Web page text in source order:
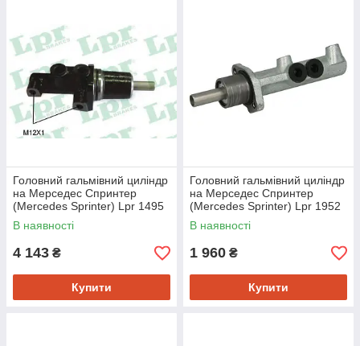
Головний гальмівний циліндр
на Мерседес Спринтер
(Mercedes Sprinter) Lpr 1495
В наявності
4 143 ₴
Купити
Головний гальмівний циліндр
на Мерседес Спринтер
(Mercedes Sprinter) Lpr 1952
В наявності
1 960 ₴
Купити